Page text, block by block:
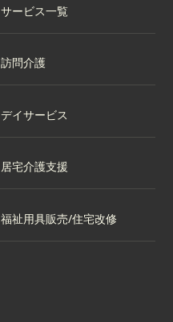
サービス一覧
訪問介護
デイサービス
居宅介護支援
福祉用具販売/住宅改修